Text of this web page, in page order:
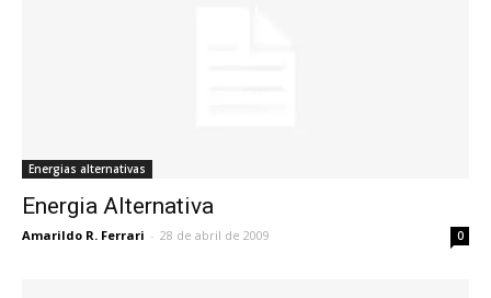
Energias alternativas
Energia Alternativa
Amarildo R. Ferrari - 28 de abril de 2009 0